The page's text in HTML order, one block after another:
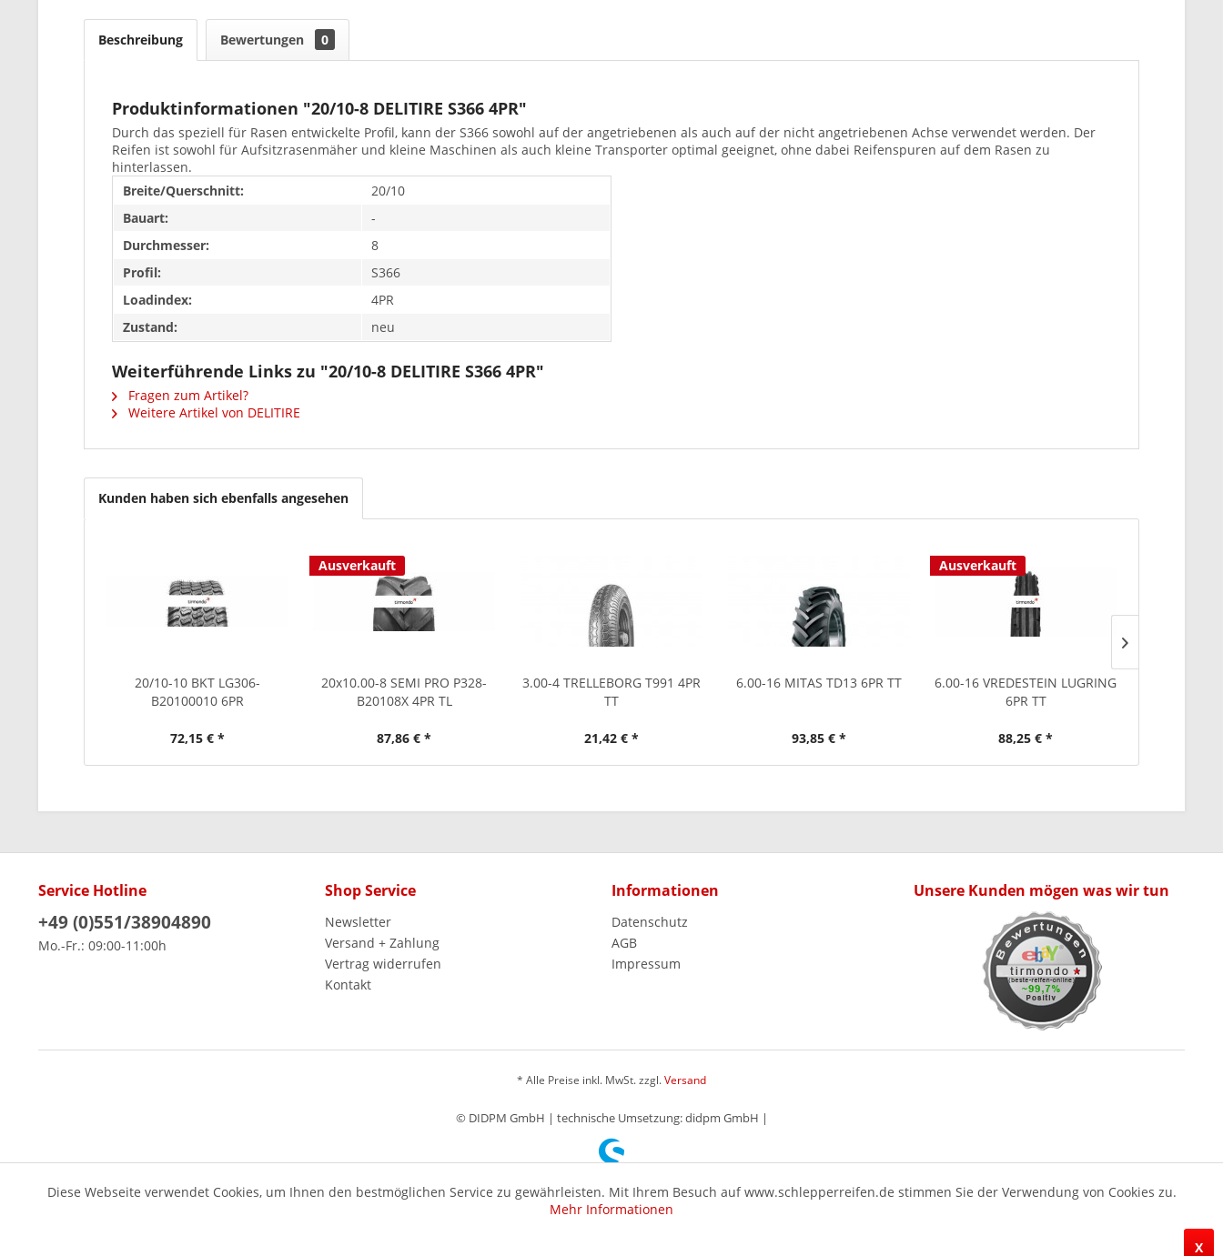
Beschreibung Bewertungen 0
Produktinformationen "20/10-8 DELITIRE S366 4PR"
Durch das speziell für Rasen entwickelte Profil, kann der S366 sowohl auf der angetriebenen als auch auf der nicht angetriebenen Achse verwendet werden. Der
Reifen ist sowohl für Aufsitzrasenmäher und kleine Maschinen als auch kleine Transporter optimal geeignet, ohne dabei Reifenspuren auf dem Rasen zu
hinterlassen.
Breite/Querschnitt:
20/10
Bauart:
-
Durchmesser:
8
Profil:
S366
Loadindex:
4PR
Zustand:
neu
Weiterführende Links zu "20/10-8 DELITIRE S366 4PR"
Fragen zum Artikel?
Weitere Artikel von DELITIRE
Kunden haben sich ebenfalls angesehen
20/10-10 BKT LG306-
B20100010 6PR
72,15 € *
Ausverkauft
20x10.00-8 SEMI PRO P328-
B20108X 4PR TL
87,86 € *
3.00-4 TRELLEBORG T991 4PR
TT
21,42 € *
6.00-16 MITAS TD13 6PR TT
93,85 € *
Ausverkauft
6.00-16 VREDESTEIN LUGRING
6PR TT
88,25 € *
Service Hotline
+49 (0)551/38904890
Mo.-Fr.: 09:00-11:00h
Shop Service
Newsletter
Versand + Zahlung
Vertrag widerrufen
Kontakt
Informationen
Datenschutz
AGB
Impressum
Unsere Kunden mögen was wir tun
* Alle Preise inkl. MwSt. zzgl.Versand
© DIDPM GmbH | technische Umsetzung: didpm GmbH |
Diese Webseite verwendet Cookies, um Ihnen den bestmöglichen Service zu gewährleisten. Mit Ihrem Besuch auf www.schlepperreifen.de stimmen Sie der Verwendung von Cookies zu.
Mehr Informationen
X